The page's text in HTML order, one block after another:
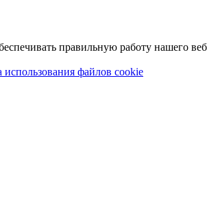
правильную работу нашего
использования файлов cookie